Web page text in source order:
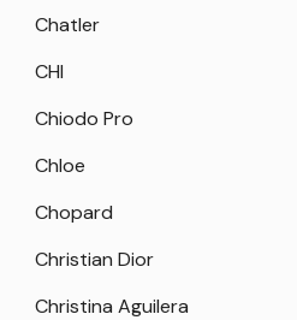
Chatler
CHI
Chiodo Pro
Chloe
Chopard
Christian Dior
Christina Aguilera